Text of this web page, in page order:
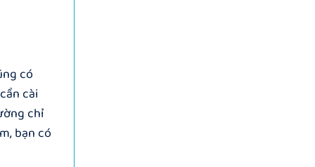
có
cài
chỉ
bạn có